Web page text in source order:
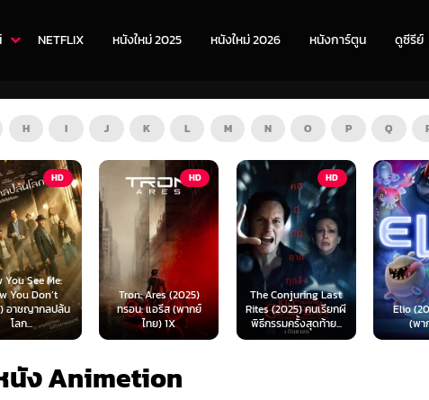
NETFLIX หนังใหม่ 2025 หนังใหม่ 2026 หนังการ์ตูน ดูซีรีย์
H I J K L M N O P Q
HD
Ares (2025)
: แอรีส (พากย์
ไทย) 1X
HD
The Conjuring Last
Rites (2025) คนเรียกผี
พิธีกรรมครั้งสุดท้าย...
HD
Elio (2025) เอลิโอ
(พากย์ไทย)
Spider-
New
เดอร์-แ
ง Animetion